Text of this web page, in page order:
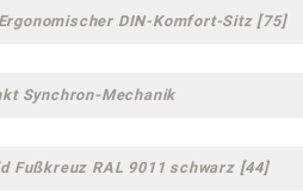
Ergonomischer DIN-Komfort-Sitz [75]
Synchron-Mechanik
Fußkreuz RAL 9011 schwarz [44]